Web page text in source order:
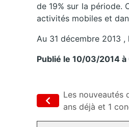
de 19% sur la période.
activités mobiles et
Au 31 décembre 2013 ,
Publié le 10/03/2014
Les nouveautés
ans déjà et 1